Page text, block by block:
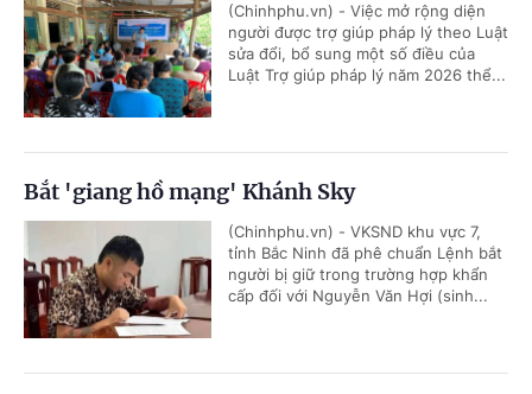
(Chinhphu.vn) - Việc mở rộng diện
người được trợ giúp pháp lý theo Luật
sửa đổi, bổ sung một số điều của
Luật Trợ giúp pháp lý năm 2026 thể...
Bắt 'giang hồ mạng' Khánh Sky
(Chinhphu.vn) - VKSND khu vực 7,
tỉnh Bắc Ninh đã phê chuẩn Lệnh bắt
người bị giữ trong trường hợp khẩn
cấp đối với Nguyễn Văn Hợi (sinh...